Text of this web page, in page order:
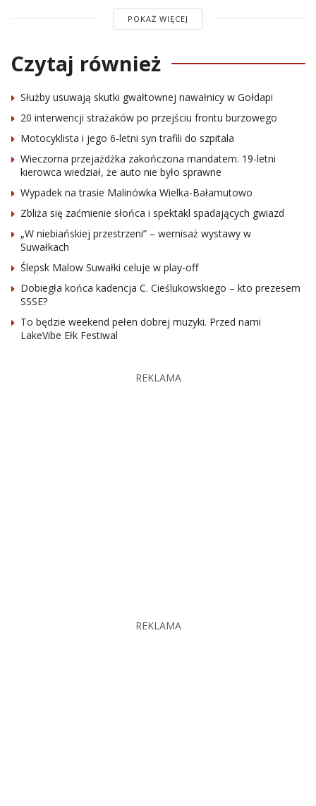
POKAŻ WIĘCEJ
Czytaj również
Służby usuwają skutki gwałtownej nawałnicy w Gołdapi
20 interwencji strażaków po przejściu frontu burzowego
Motocyklista i jego 6-letni syn trafili do szpitala
Wieczorna przejażdżka zakończona mandatem. 19-letni
kierowca wiedział, że auto nie było sprawne
Wypadek na trasie Malinówka Wielka-Bałamutowo
Zbliża się zaćmienie słońca i spektakl spadających gwiazd
„W niebiańskiej przestrzeni” – wernisaż wystawy w
Suwałkach
Ślepsk Malow Suwałki celuje w play-off
Dobiegła końca kadencja C. Cieślukowskiego – kto prezesem
SSSE?
To będzie weekend pełen dobrej muzyki. Przed nami
LakeVibe Ełk Festiwal
REKLAMA
REKLAMA